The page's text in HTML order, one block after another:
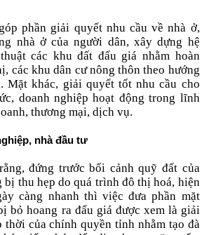
phần giải quyết nhu cầu về nhà ở,
nhà ở của người dân, xây dựng hệ
các khu đất đấu giá nhằm hoàn
các khu dân cư nông thôn theo hướng
Mặt khác, giải quyết tốt nhu cầu cho
doanh nghiệp hoạt động trong lĩnh
thương mại, dịch vụ.
nhà đầu tư
đứng trước bối cảnh quỹ đất của
bị thu hẹp do quá trình đô thị hoá, hiện
càng nhanh thì việc đưa phần mặt
bỏ hoang ra đấu giá được xem là giải
của chính quyền tỉnh nhằm tạo đà